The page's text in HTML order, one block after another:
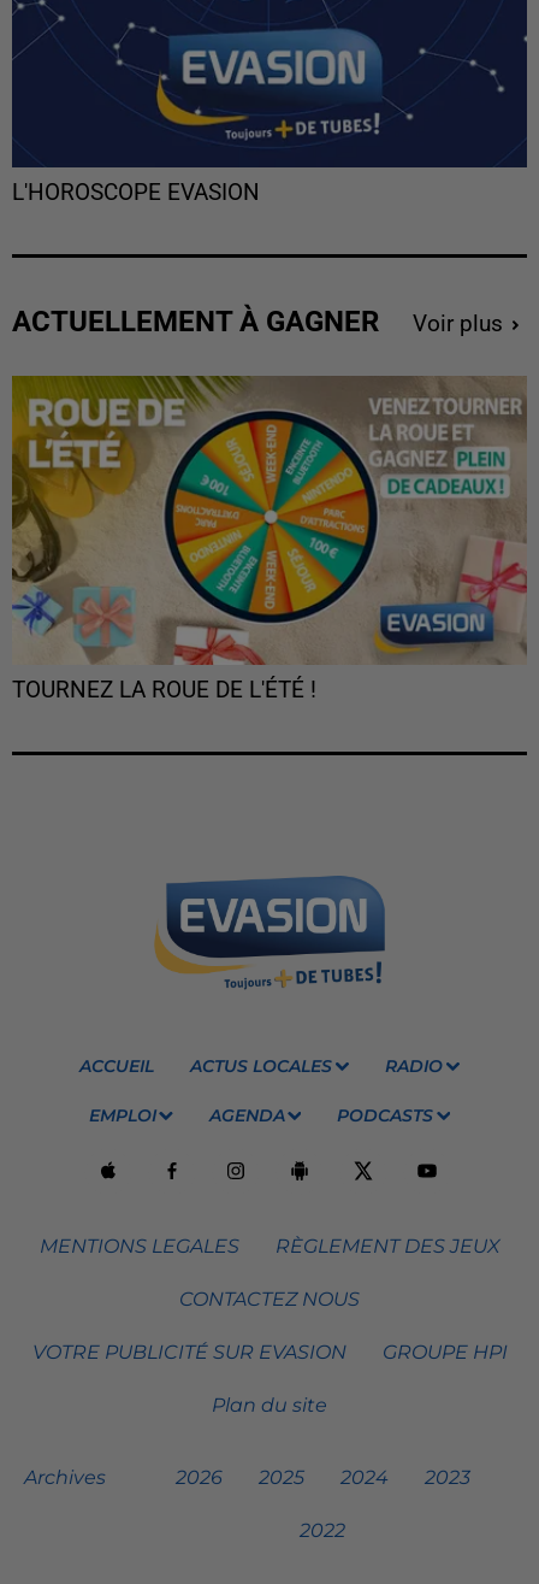
L'HOROSCOPE EVASION
ACTUELLEMENT À GAGNER Voir plus
TOURNEZ LA ROUE DE L'ÉTÉ !
ACCUEIL ACTUS LOCALES RADIO
EMPLOI AGENDA PODCASTS
MENTIONS LEGALES RÈGLEMENT DES JEUX
CONTACTEZ NOUS
VOTRE PUBLICITÉ SUR EVASION GROUPE HPI
Plan du site
Archives 2026 2025 2024 2023
2022